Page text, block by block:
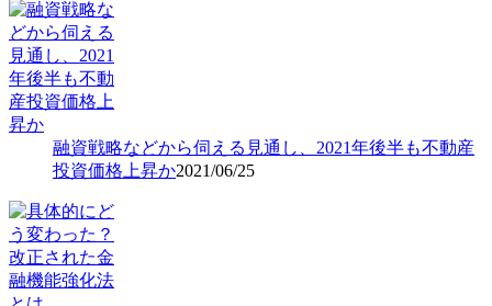
融資戦略などから伺える見通し、2021年後半も不動産
投資価格上昇か2021/06/25